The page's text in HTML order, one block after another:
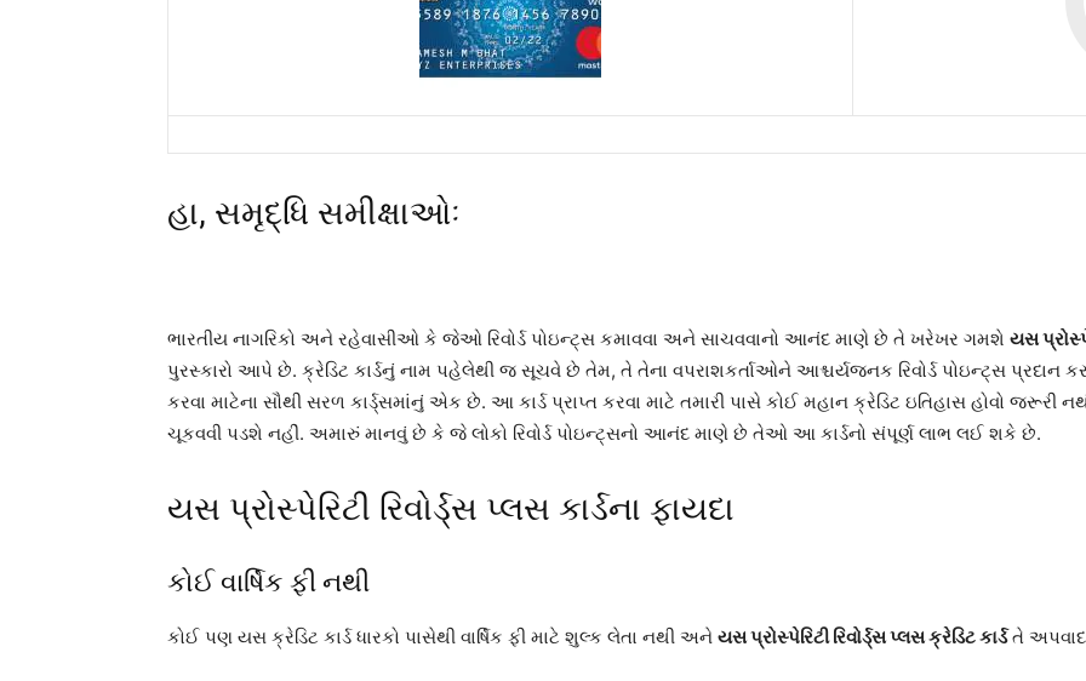
હા, સમૃદ્ધિ સમીક્ષાઓઃ
ભારતીય નાગરિકો અને રહેવાસીઓ કે જેઓ રિવોર્ડ પોઇન્ટ્સ કમાવવા અને સાચવવાનો આનંદ માણે છે તે ખરેખર ગમશે યસ
પુરસ્કારો આપે છે. ક્રેડિટ કાર્ડનું નામ પહેલેથી જ સૂચવે છે તેમ, તે તેના વપરાશકર્તાઓને આશ્ચર્યજનક રિવોર્ડ પોઇન્ટ્સ પ્રદાન
કરવા માટેના સૌથી સરળ કાર્ડ્સમાંનું એક છે. આ કાર્ડ પ્રાપ્ત કરવા માટે તમારી પાસે કોઈ મહાન ક્રેડિટ ઇતિહાસ હોવો જરૂરી
ચૂકવવી પડશે નહીં. અમારું માનવું છે કે જે લોકો રિવોર્ડ પોઇન્ટ્સનો આનંદ માણે છે તેઓ આ કાર્ડનો સંપૂર્ણ લાભ લઈ શકે છે.
યસ પ્રોસ્પેરિટી રિવોર્ડ્સ પ્લસ કાર્ડના ફાયદા
કોઈ વાર્ષિક ફી નથી
કોઈ પણ યસ ક્રેડિટ કાર્ડ ધારકો પાસેથી વાર્ષિક ફી માટે શુલ્ક લેતા નથી અને યસ પ્રોસ્પેરિટી રિવોર્ડ્સ પ્લસ ક્રેડિટ કાર્ડતે